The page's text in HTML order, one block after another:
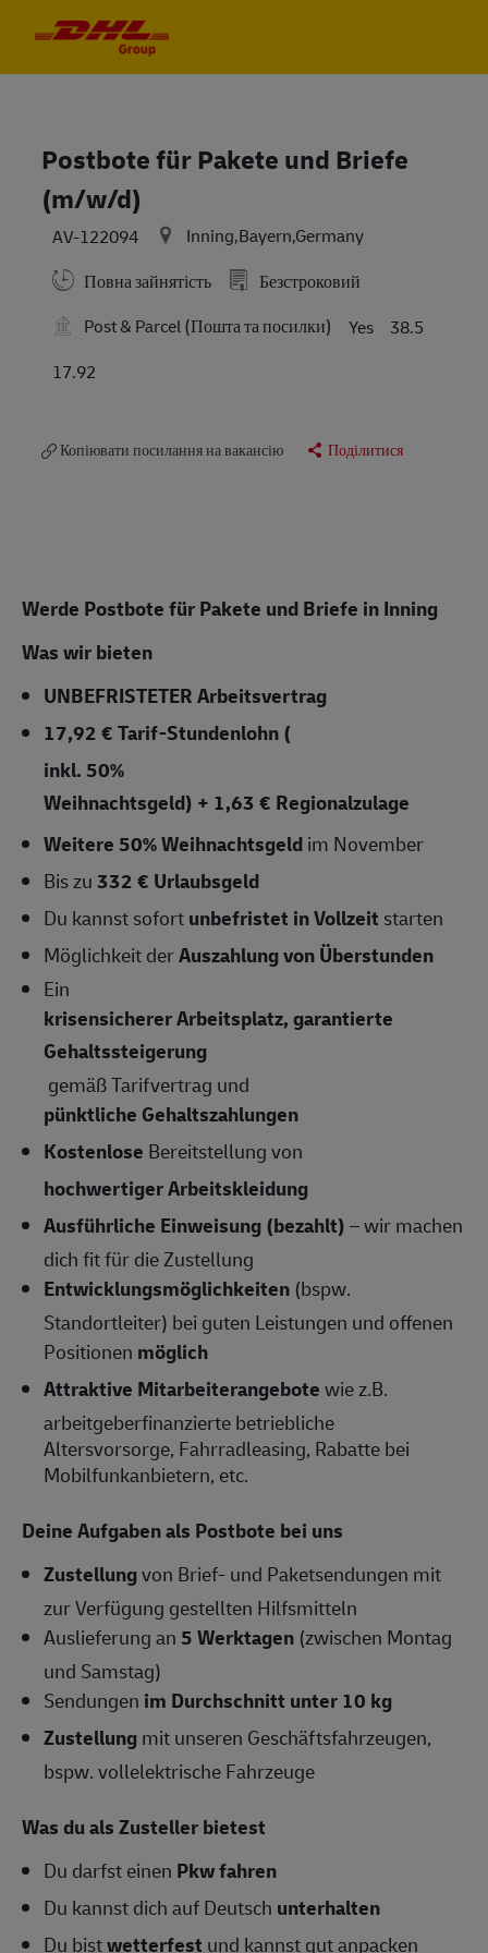
Postbote für Pakete und Briefe
(m/w/d)
AV-122094
Inning,Bayern,Germany
Повна зайнятість
Безстроковий
Post & Parcel (Пошта та посилки)
Yes
38.5
17.92
Копіювати посилання на вакансію Поділитися
Werde Postbote für Pakete und Briefe in Inning
Was wir bieten
UNBEFRISTETERArbeitsvertrag
17,92 € Tarif-Stundenlohn(
inkl. 50%
Weihnachtsgeld) + 1,63 € Regionalzulage
Weitere 50% Weihnachtsgeldim November
Bis zu332 € Urlaubsgeld
Du kannst sofortunbefristet in Vollzeit starten
Möglichkeit derAuszahlung von Überstunden
Ein
krisensicherer Arbeitsplatz, garantierte
Gehaltssteigerung
gemäß Tarifvertrag und
pünktliche Gehaltszahlungen
Kostenlose Bereitstellung von
hochwertiger Arbeitskleidung
Ausführliche Einweisung (bezahlt)– wir machen
dich fit für die Zustellung
Entwicklungsmöglichkeiten (bspw.
Standortleiter) bei guten Leistungen und offenen
Positionen möglich
Attraktive Mitarbeiterangebotewie z.B.
arbeitgeberfinanzierte betriebliche
Altersvorsorge, Fahrradleasing, Rabatte bei
Mobilfunkanbietern, etc.
Deine Aufgaben als Postbote bei uns
Zustellungvon Brief- und Paketsendungen mit
zur Verfügung gestellten Hilfsmitteln
Auslieferung an5 Werktagen (zwischen Montag
und Samstag)
Sendungen im Durchschnitt unter 10 kg
Zustellungmit unseren Geschäftsfahrzeugen,
bspw. vollelektrische Fahrzeuge
Was du als Zusteller bietest
Du darfst einen Pkw fahren
Du kannst dich auf Deutsch unterhalten
Du bistwetterfest und kannst gut anpacken